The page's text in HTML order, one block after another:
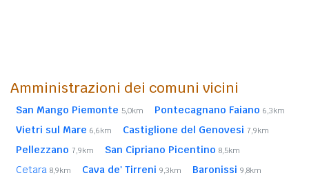
Amministrazioni dei comuni vicini
San Mango Piemonte 5,0km Pontecagnano Faiano 6,3km
Vietri sul Mare 6,6km Castiglione del Genovesi 7,9km
Pellezzano 7,9km San Cipriano Picentino 8,5km
Cetara 8,9km Cava de' Tirreni 9,3km Baronissi 9,8km